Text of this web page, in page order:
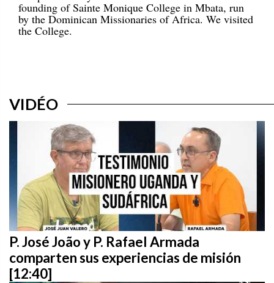
founding of Sainte Monique College in Mbata, run
by the Dominican Missionaries of Africa. We visited
the College.
VIDÉO
P. José João y P. Rafael Armada
comparten sus experiencias de misión
[12:40]